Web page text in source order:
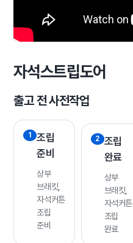
자석스트립도어
출고 전 사전작업
조립
준비
상부
브래킷,
자석커튼
조립
준비
조립
완료
상부
브래킷,
자석커튼
조립
완료